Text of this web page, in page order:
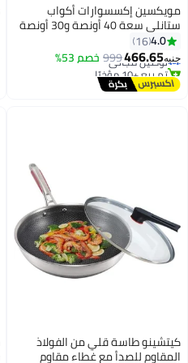
مويكسين إكسسوارات أكواب
ستانلي سعة 40 أونصة و30 أونصة
(لا تشمل الأكواب) حزام مقبض غطاء
من القش من السيليكون
4.0
16
جنيه466.65
999 خصم 53%
#18 في التامبلر
أقل سعر في السنة
توصيل مجاني
تم بيع +10 مؤخرًا
#18 في التامبلر
كيتشينو طاسة قلي من الفولاذ
المقاوم للصدأ مع غطاء مقاوم